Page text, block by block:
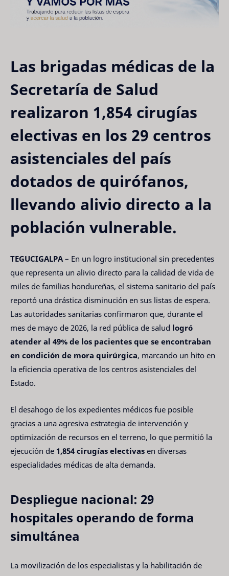
Las brigadas médicas de la
Secretaría de Salud
realizaron 1,854 cirugías
electivas en los 29 centros
asistenciales del país
dotados de quirófanos,
llevando alivio directo a la
población vulnerable.
TEGUCIGALPA – En un logro institucional sin precedentes
que representa un alivio directo para la calidad de vida de
miles de familias hondureñas, el sistema sanitario del país
reportó una drástica disminución en sus listas de espera.
Las autoridades sanitarias confirmaron que, durante el
mes de mayo de 2026, la red pública de salud logró
atender al 49% de los pacientes que se encontraban
en condición de mora quirúrgica, marcando un hito en
la eficiencia operativa de los centros asistenciales del
Estado.
El desahogo de los expedientes médicos fue posible
gracias a una agresiva estrategia de intervención y
optimización de recursos en el terreno, lo que permitió la
ejecución de 1,854 cirugías electivas en diversas
especialidades médicas de alta demanda.
Despliegue nacional: 29
hospitales operando de forma
simultánea
La movilización de los especialistas y la habilitación de